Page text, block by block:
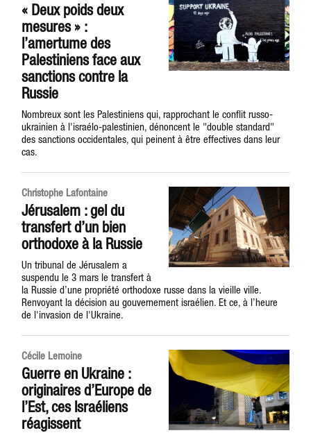
« Deux poids deux
mesures » :
l’amertume des
Palestiniens face aux
sanctions contre la
Russie
Nombreux sont les Palestiniens qui, rapprochant le conflit russo-
ukrainien à l'israélo-palestinien, dénoncent le "double standard"
des sanctions occidentales, qui peinent à être effectives dans leur
cas.
Christophe Lafontaine
Jérusalem : gel du
transfert d’un bien
orthodoxe à la Russie
Un tribunal de Jérusalem a
suspendu le 3 mars le transfert à
la Russie d’une propriété orthodoxe russe dans la vieille ville.
Renvoyant la décision au gouvernement israélien. Et ce, à l’heure
de l'invasion de l'Ukraine.
Cécile Lemoine
Guerre en Ukraine :
originaires d’Europe de
l’Est, ces Israéliens
réagissent